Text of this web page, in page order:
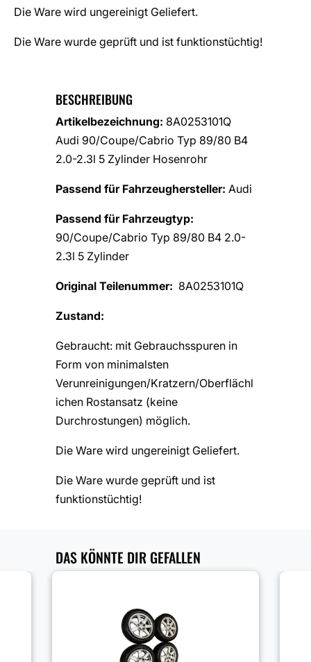
Die Ware wird ungereinigt Geliefert.
Die Ware wurde geprüft und ist funktionstüchtig!
BESCHREIBUNG
Artikelbezeichnung: 8A0253101Q
Audi 90/Coupe/Cabrio Typ 89/80 B4
2.0-2.3l 5 Zylinder Hosenrohr
Passend für Fahrzeughersteller: Audi
Passend für Fahrzeugtyp:
90/Coupe/Cabrio Typ 89/80 B4 2.0-
2.3l 5 Zylinder
Original Teilenummer: 8A0253101Q
Zustand:
Gebraucht: mit Gebrauchsspuren in
Form von minimalsten
Verunreinigungen/Kratzern/Oberflächl
ichen Rostansatz (keine
Durchrostungen) möglich.
Die Ware wird ungereinigt Geliefert.
Die Ware wurde geprüft und ist
funktionstüchtig!
DAS KÖNNTE DIR GEFALLEN